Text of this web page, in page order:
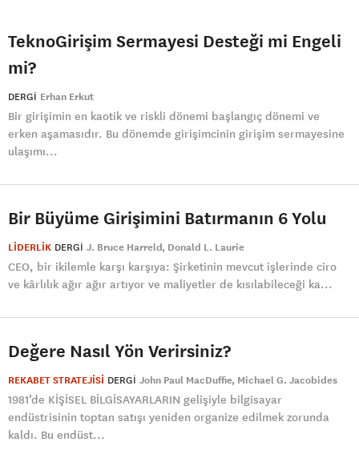
TeknoGirişim Sermayesi Desteği mi Engeli
mi?
DERGI Erhan Erkut
Bir girişimin en kaotik ve riskli dönemi başlangıç dönemi ve
erken aşamasıdır. Bu dönemde girişimcinin girişim sermayesine
ulaşımı...
Bir Büyüme Girişimini Batırmanın 6 Yolu
LİDERLİK DERGI J. Bruce Harreld Donald L. Laurie
CEO, bir ikilemle karşı karşıya: Şirketinin mevcut işlerinde ciro
ve kârlılık ağır ağır artıyor ve maliyetler de kısılabileceği ka...
Değere Nasıl Yön Verirsiniz?
REKABET STRATEJİSİ DERGI John Paul MacDuffie Michael G. Jacobides
1981’de KİŞİSEL BİLGİSAYARLARIN gelişiyle bilgisayar
endüstrisinin toptan satışı yeniden organize edilmek zorunda
kaldı. Bu endüst...